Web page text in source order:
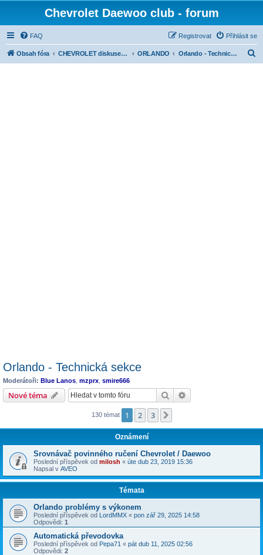
Chevrolet Daewoo club - forum
FAQ Přihlásit se
Registrovat
Obsah fóra CHEVROLET diskuse dle modelů ORLANDO Orlando - Technická sekce
Orlando - Technická sekce
Moderátoři: Blue Lanos mzprx smire666
Nové téma Hledat
130 témat 1 2 3
Oznámení
Srovnávač povinného ručení Chevrolet / Daewoo
Poslední příspěvek od milosh « úte dub 23, 2019 15:36
Napsal v AVEO
Témata
Orlando problémy s výkonem
Poslední příspěvek od LordMMX « pon zář 29, 2025 14:58
Odpovědi: 1
Automatická převodovka
Poslední příspěvek od Pepa71 « pát dub 11, 2025 02:56
Odpovědi: 2